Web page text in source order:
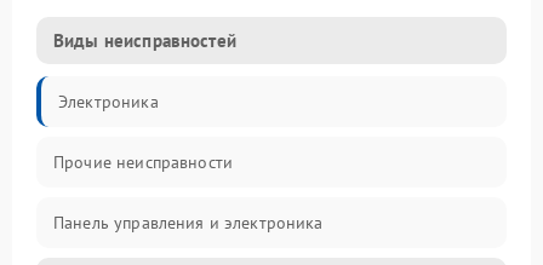
Виды неисправностей
Электроника
Прочие неисправности
Панель управления и электроника